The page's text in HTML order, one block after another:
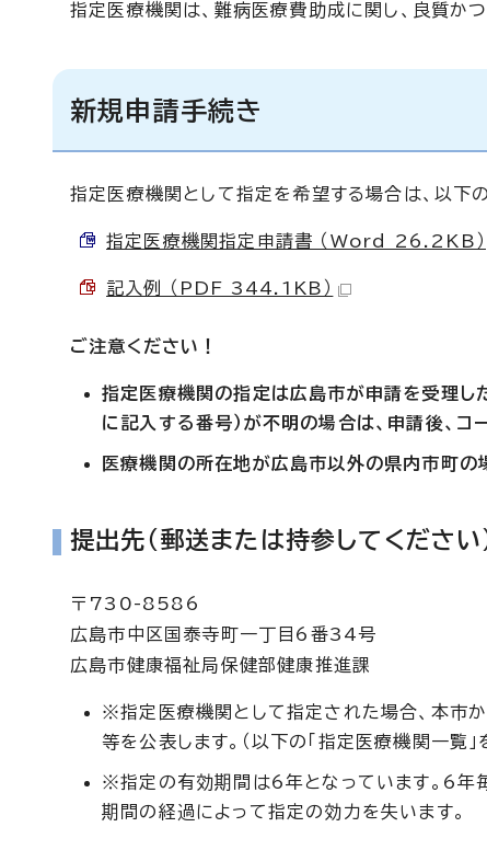
指定医療機関は、難病医療費助成に関し、良質か
新規申請手続き
指定医療機関として指定を希望する場合は、以下
指定医療機関指定申請書 （Word 26.2KB）
記入例 （PDF 344.1KB）
ご注意ください！
指定医療機関の指定は広島市が申請を受理し
に記入する番号）が不明の場合は、申請後、
医療機関の所在地が広島市以外の県内市町の
提出先（郵送または持参してください
〒730-8586
広島市中区国泰寺町一丁目6番34号
広島市健康福祉局保健部健康推進課
※指定医療機関として指定された場合、本市
等を公表します。（以下の「指定医療機関一覧」
※指定の有効期間は6年となっています。6年
期間の経過によって指定の効力を失います。